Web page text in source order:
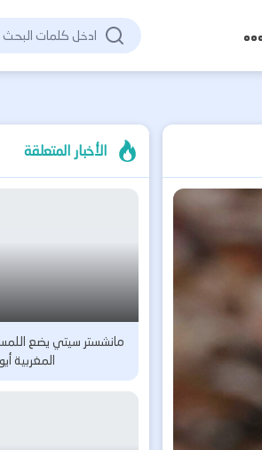
الأخبار المتعلقة
مانشستر سيتي يضع
المغربية